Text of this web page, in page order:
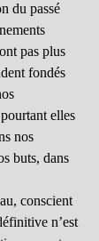
du passé
pas plus
fondés
elles
nos
buts, dans
conscient
n’est